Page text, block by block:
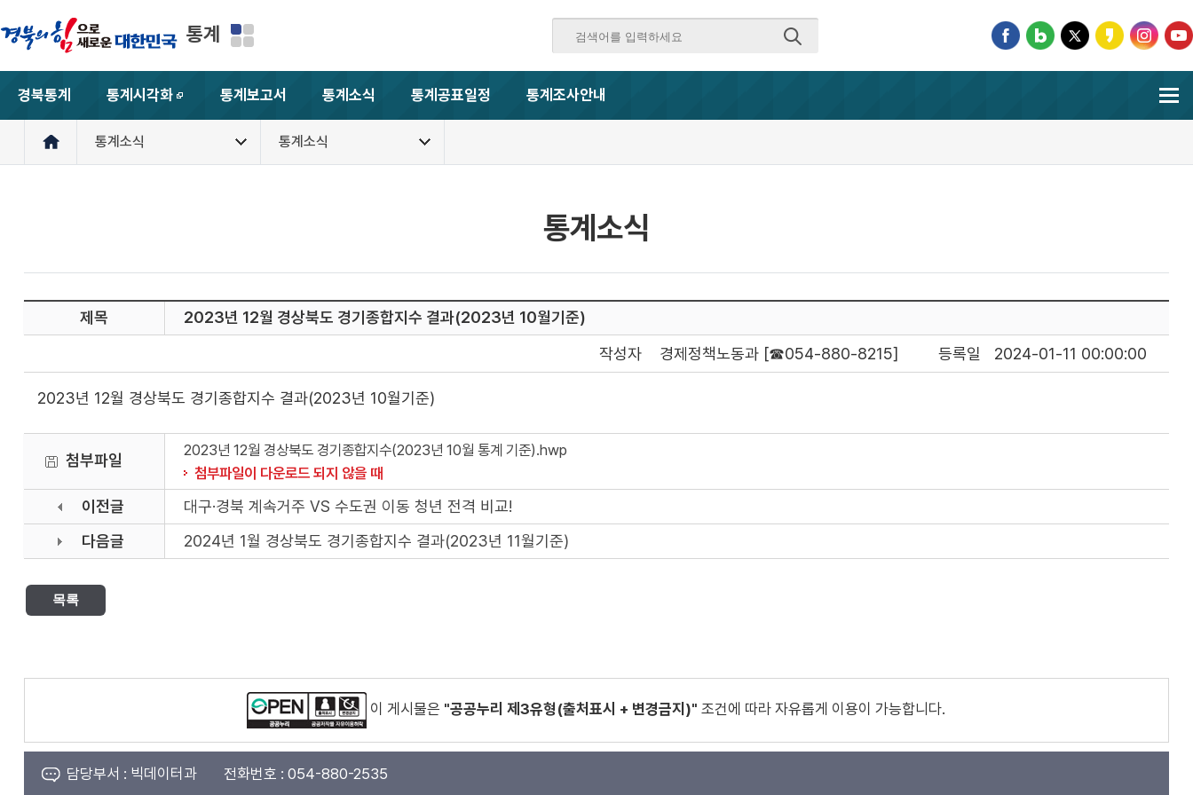
통계
경북통계
통계시각화
새창
통계보고서 통계소식 통계공표일정 통계조사안내
통계소식 통계소식
통계소식
제목
2023년 12월 경상북도 경기종합지수 결과(2023년 10월기준)
등록일
2024-01-11 00:00:00
작성자 경제정책노동과 [☎054-880-8215]
2023년 12월 경상북도 경기종합지수 결과(2023년 10월기준)
첨부파일
2023년 12월 경상북도 경기종합지수(2023년 10월 통계 기준).hwp
첨부파일이 다운로드 되지 않을 때
이전글
대구·경북 계속거주 VS 수도권 이동 청년 전격 비교!
다음글
2024년 1월 경상북도 경기종합지수 결과(2023년 11월기준)
목록
이 게시물은 "공공누리 제3유형(출처표시 + 변경금지)" 조건에 따라 자유롭게 이용이 가능합니다.
담당부서 : 빅데이터과 전화번호 : 054-880-2535